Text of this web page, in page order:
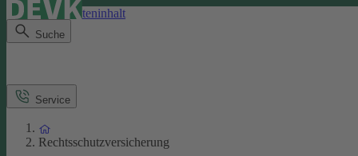
Direkt zum Seiteninhalt
Suche
Service
Rechtsschutzversicherung